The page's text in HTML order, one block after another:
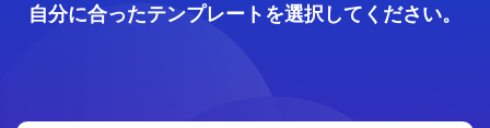
自分に合ったテンプレートを選択してください。